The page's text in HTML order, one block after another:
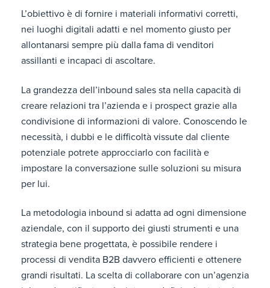
L’obiettivo è di fornire i materiali informativi corretti,
nei luoghi digitali adatti e nel momento giusto per
allontanarsi sempre più dalla fama di venditori
assillanti e incapaci di ascoltare.
La grandezza dell’inbound sales sta nella capacità di
creare relazioni tra l’azienda e i prospect grazie alla
condivisione di informazioni di valore. Conoscendo le
necessità, i dubbi e le difficoltà vissute dal cliente
potenziale potrete approcciarlo con facilità e
impostare la conversazione sulle soluzioni su misura
per lui.
La metodologia inbound si adatta ad ogni dimensione
aziendale, con il supporto dei giusti strumenti e una
strategia bene progettata, è possibile rendere i
processi di vendita B2B davvero efficienti e ottenere
grandi risultati. La scelta di collaborare con un’agenzia